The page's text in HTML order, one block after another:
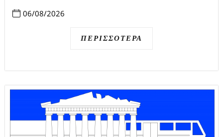
06/08/2026
ΠΕΡΙΣΣΌΤΕΡΑ